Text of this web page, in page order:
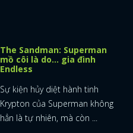
The Sandman: Superman
mồ côi là do… gia đình
Endless
Sự kiện hủy diệt hành tinh
Krypton của Superman không
hẳn là tự nhiên, mà còn ...